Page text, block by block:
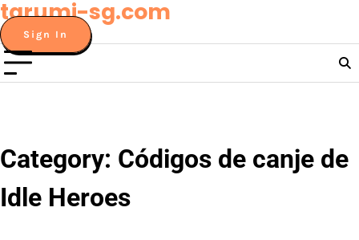
Skip
to
content
tarumi-sg.com
Sign In
Category: Códigos de canje de
Idle Heroes